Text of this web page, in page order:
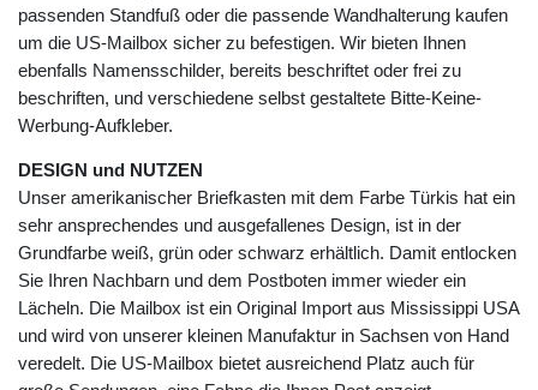
passenden Standfuß oder die passende Wandhalterung kaufen
um die US-Mailbox sicher zu befestigen. Wir bieten Ihnen
ebenfalls Namensschilder, bereits beschriftet oder frei zu
beschriften, und verschiedene selbst gestaltete Bitte-Keine-
Werbung-Aufkleber.
DESIGN und NUTZEN
Unser amerikanischer Briefkasten mit dem Farbe Türkis hat ein
sehr ansprechendes und ausgefallenes Design, ist in der
Grundfarbe weiß, grün oder schwarz erhältlich. Damit entlocken
Sie Ihren Nachbarn und dem Postboten immer wieder ein
Lächeln. Die Mailbox ist ein Original Import aus Mississippi USA
und wird von unserer kleinen Manufaktur in Sachsen von Hand
veredelt. Die US-Mailbox bietet ausreichend Platz auch für